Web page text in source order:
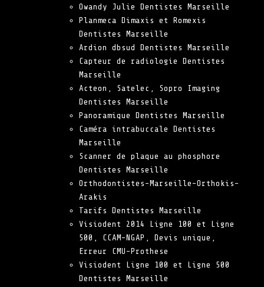
Owandy Julie Dentistes Marseille
Planmeca Dimaxis et Romexis
Dentistes Marseille
Ardion dbsud Dentistes Marseille
Capteur de radiologie Dentistes
Marseille
Acteon, Satelec, Sopro Imaging
Dentistes Marseille
Panoramique Dentistes Marseille
Caméra intrabuccale Dentistes
Marseille
Scanner de plaque au phosphore
Dentistes Marseille
Orthodontistes-Marseille-Orthokis-
Arakis
Tarifs Dentistes Marseille
Visiodent 2014 Ligne 100 et Ligne
500, CCAM-NGAP, Devis unique,
Erreur CMU-Prothese
Visiodent Ligne 100 et Ligne 500
Dentistes Marseille